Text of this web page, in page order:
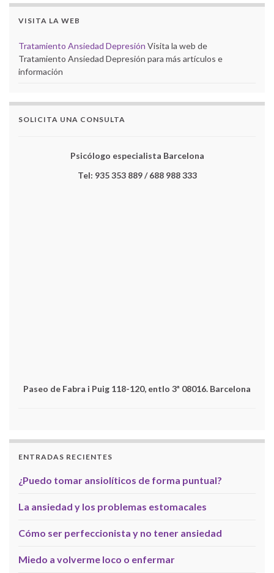
VISITA LA WEB
Tratamiento Ansiedad Depresión Visita la web de
Tratamiento Ansiedad Depresión para más artículos e
información
SOLICITA UNA CONSULTA
Psicólogo especialista Barcelona
Tel: 935 353 889 / 688 988 333
Paseo de Fabra i Puig 118-120, entlo 3ª 08016. Barcelona
ENTRADAS RECIENTES
¿Puedo tomar ansiolíticos de forma puntual?
La ansiedad y los problemas estomacales
Cómo ser perfeccionista y no tener ansiedad
Miedo a volverme loco o enfermar